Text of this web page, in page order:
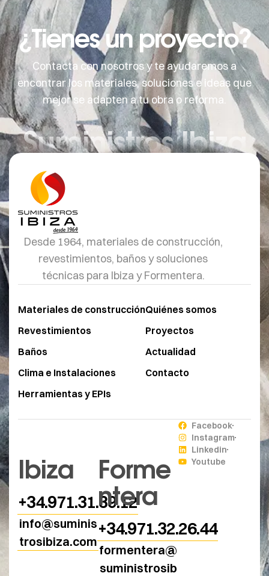
¿Tienes un proyecto?
Contacta con nosotros y te ayudaremos a
encontrar los materiales, soluciones e ideas que
mejor se adapten a tu obra o reforma.
Suministros Ibiza
Desde 1964, materiales de construcción,
revestimientos, baños y soluciones
técnicas para Ibiza y Formentera.
Materiales de construcción
Revestimientos
Baños
Clima e Instalaciones
Herramientas y EPIs
Quiénes somos
Proyectos
Actualidad
Contacto
Ibiza
+34.971.31.39.12
info@suminis
trosibiza.com
Forme
ntera
+34.971.32.26.44
formentera@
suministrosib
Facebook
Instagram
Linkedin
Youtube